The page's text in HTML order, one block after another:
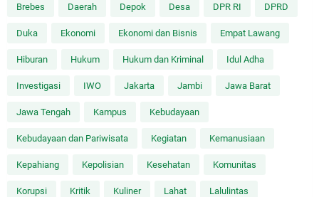
Brebes Daerah Depok Desa DPR RI DPRD
Duka Ekonomi Ekonomi dan Bisnis Empat Lawang
Hiburan Hukum Hukum dan Kriminal Idul Adha
Investigasi IWO Jakarta Jambi Jawa Barat
Jawa Tengah Kampus Kebudayaan
Kebudayaan dan Pariwisata Kegiatan Kemanusiaan
Kepahiang Kepolisian Kesehatan Komunitas
Korupsi Kritik Kuliner Lahat Lalulintas